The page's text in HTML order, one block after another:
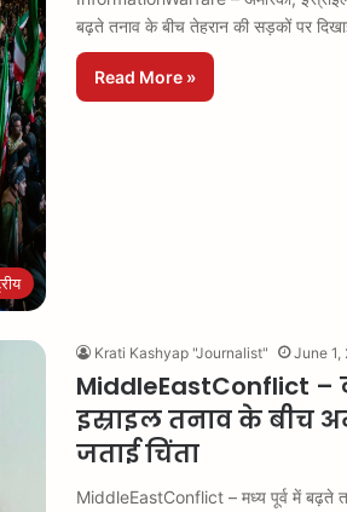
बढ़ते तनाव के बीच तेहरान की सड़कों पर
Read More »
Krati Kashyap "Journalist" June 1,
MiddleEastConflict
इस्राइल तनाव के बीच
जताई चिंता
MiddleEastConflict – मध्य पूर्व में बढ़ते